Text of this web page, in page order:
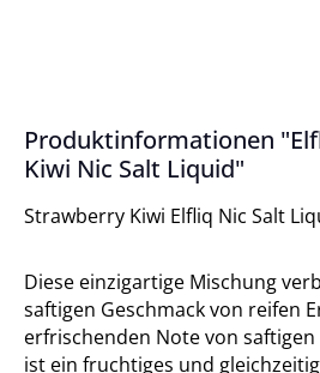
Produktinformationen
Kiwi Nic Salt Liquid"
Strawberry Kiwi Elfliq Nic Salt
Diese einzigartige Mischung
saftigen Geschmack von reifen
erfrischenden Note von saftigen
ist ein fruchtiges und